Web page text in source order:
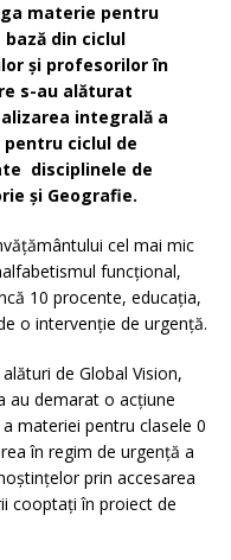
materie pentru
din ciclul
și profesorilor în
s-au alăturat
integrală a
ciclul de
disciplinele de
și Geografie.
cel mai mic
funcțional,
10 procente, educația,
o intervenție de urgență.
de Global Vision,
au demarat o acțiune
materiei pentru clasele 0
în regim de urgență a
prin accesarea
cooptați în proiect de